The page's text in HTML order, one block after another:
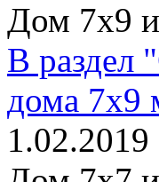
Дом 7х9
В раздел
дома 7х9
1.02.2019